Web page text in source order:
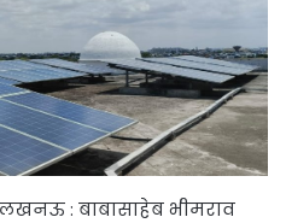
: बाबासाहेब भीमराव